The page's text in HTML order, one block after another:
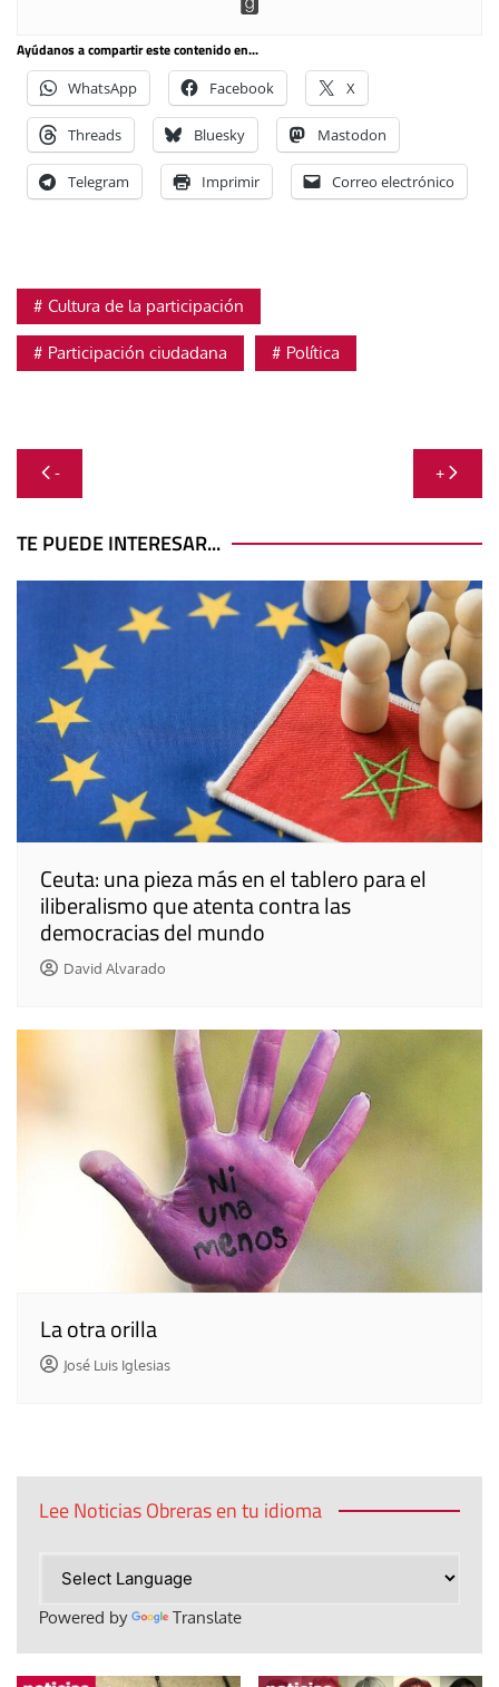
Ayúdanos a compartir este contenido en...
WhatsApp Facebook X
Threads Bluesky Mastodon
Telegram Imprimir Correo electrónico
Cultura de la participación
Participación ciudadana Política
Navegación
de
entradas
- +
TE PUEDE INTERESAR...
Ceuta: una pieza más en el tablero para el
iliberalismo que atenta contra las
democracias del mundo
David Alvarado
La otra orilla
José Luis Iglesias
Lee Noticias Obreras en tu idioma
Powered by Translate